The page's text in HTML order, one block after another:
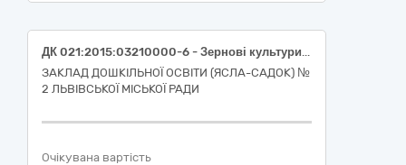
ДК 021:2015:03210000-6 - Зернові культури та картопля (картопля столова рання (молода), клас перший, ДСТУ 9221)
ЗАКЛАД ДОШКІЛЬНОЇ ОСВІТИ (ЯСЛА-САДОК) №
2 ЛЬВІВСЬКОЇ МІСЬКОЇ РАДИ
Очікувана вартість